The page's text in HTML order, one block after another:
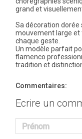
grand et
Sa décoration dorée
mouvement large et
chaque geste.
Un modèle parfait
flamenco
tradition et
Commentaires:
Ecrire un
Prénom